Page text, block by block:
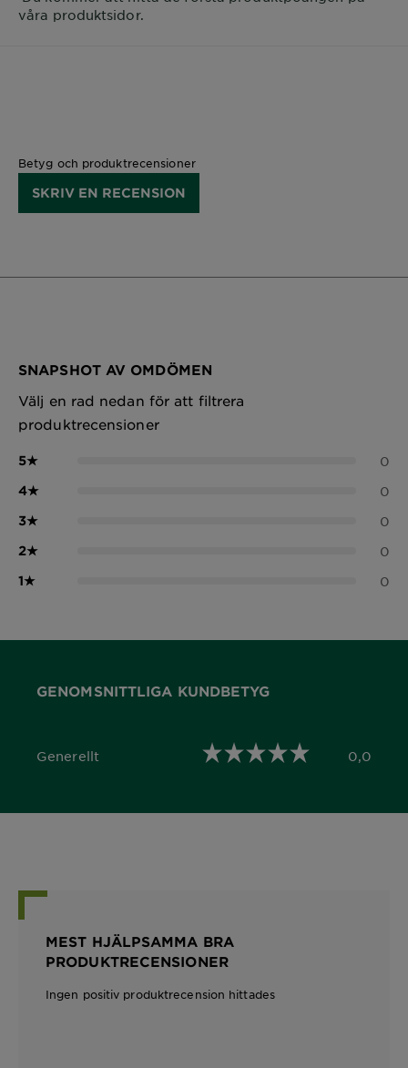
våra produktsidor.
Betyg och produktrecensioner
SKRIV EN RECENSION
SNAPSHOT AV OMDÖMEN
Välj en rad nedan för att filtrera
produktrecensioner
5★ 0
4★ 0
3★ 0
2★ 0
1★ 0
GENOMSNITTLIGA KUNDBETYG
Generellt
0,0 out of 5 stars 0,0
MEST HJÄLPSAMMA BRA
PRODUKTRECENSIONER
Ingen positiv produktrecension hittades